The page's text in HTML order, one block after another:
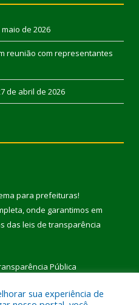
de 2026
reunião com representantes
de abril de 2026
para prefeituras!
onde garantimos em
das leis de transparência
Pública
sua experiência de